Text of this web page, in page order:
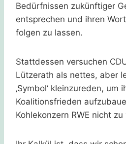
Bedürfnissen zukünftiger
entsprechen und ihren
folgen zu lassen.
Stattdessen versuchen
Lützerath als nettes, aber
‚Symbol‘ kleinzureden, um
Koalitionsfrieden
Kohlekonzern RWE nicht